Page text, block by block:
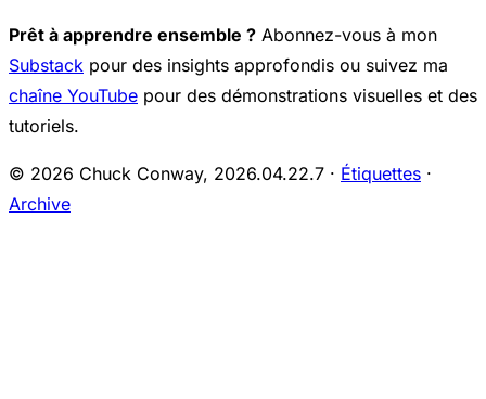
Prêt à apprendre ensemble ? Abonnez-vous à mon
Substack pour des insights approfondis ou suivez ma
chaîne YouTube pour des démonstrations visuelles et des
tutoriels.
© 2026 Chuck Conway, 2026.04.22.7 · Étiquettes ·
Archive